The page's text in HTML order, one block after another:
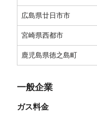
広島県廿日市市
宮崎県西都市
鹿児島県徳之島町
一般企業
ガス料金